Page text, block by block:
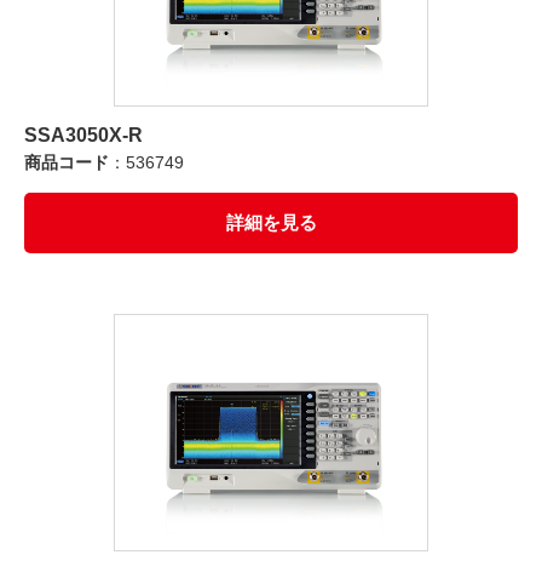
SSA3050X-R
商品コード ：536749
詳細を見る